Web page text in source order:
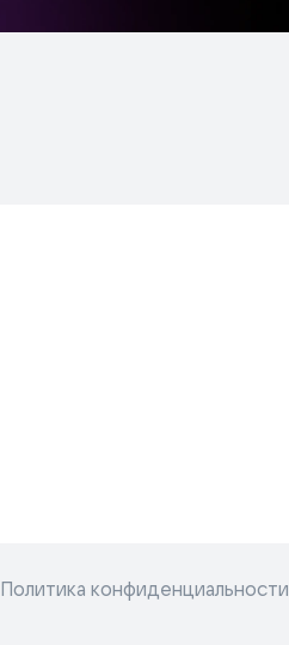
Политика конфиденциальности